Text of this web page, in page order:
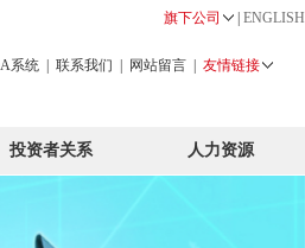
旗下公司 ENGLISH
系统 联系我们 网站留言 友情链接
投资者关系 人力资源